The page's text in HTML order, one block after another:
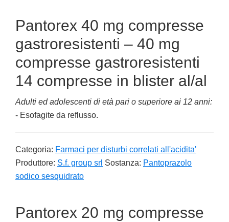
Pantorex 40 mg compresse
gastroresistenti – 40 mg
compresse gastroresistenti
14 compresse in blister al/al
Adulti ed adolescenti di età pari o superiore ai 12 anni:
- Esofagite da reflusso.
Categoria: Farmaci per disturbi correlati all'acidita'
Produttore: S.f. group srl Sostanza: Pantoprazolo
sodico sesquidrato
Pantorex 20 mg compresse